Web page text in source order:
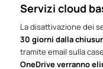
Servizi cloud
La disattivazione dei
30 giorni dalla
tramite email sulla
OneDrive verranno